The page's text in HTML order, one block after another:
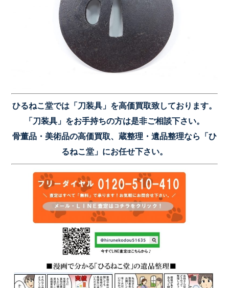
ひるねこ堂では「刀装具」を高価買取致しております。
「刀装具」をお手持ちの方は是非ご相談下さい。
骨董品・美術品の高価買取、蔵整理・遺品整理なら「ひ
るねこ堂」にお任せ下さい。